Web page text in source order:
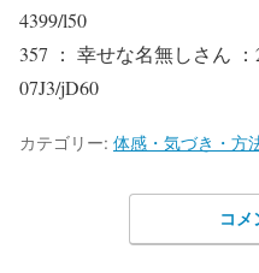
4399/l50
357 ： 幸せな名無しさん ：
07J3/jD60
カテゴリー: 体感・気づき・方
コメ